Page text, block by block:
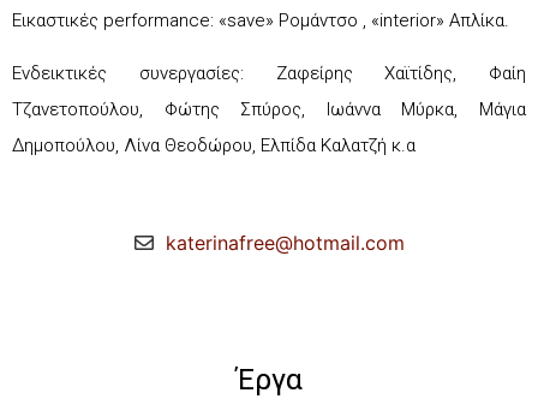
Εικαστικές performance: «save» Ρομάντσο , «interior» Απλίκα.
Ενδεικτικές συνεργασίες: Ζαφείρης Χαϊτίδης, Φαίη
Τζανετοπούλου, Φώτης Σπύρος, Ιωάννα Μύρκα, Μάγια
Δημοπούλου, Λίνα Θεοδώρου, Ελπίδα Καλατζή κ.α
katerinafree@hotmail.com
Έργα